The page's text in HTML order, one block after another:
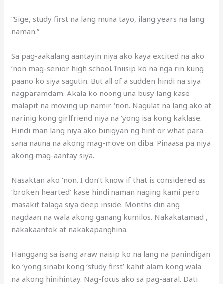
“Sige, study first na lang muna tayo, ilang years na lang
naman.”
Sa pag-aakalang aantayin niya ako kaya excited na ako
‘non mag-senior high school. Iniisip ko na nga rin kung
paano ko siya sagutin. But all of a sudden hindi na siya
nagparamdam. Akala ko noong una busy lang kase
malapit na moving up namin ‘non. Nagulat na lang ako at
narinig kong girlfriend niya na ‘yong isa kong kaklase.
Hindi man lang niya ako binigyan ng hint or what para
sana nauna na akong mag-move on diba. Pinaasa pa niya
akong mag-aantay siya.
Nasaktan ako ‘non. I don’t know if that is considered as
‘broken hearted’ kase hindi naman naging kami pero
masakit talaga siya deep inside. Months din ang
nagdaan na wala akong ganang kumilos. Nakakatamad ,
nakakaantok at nakakapanghina.
Hanggang sa isang araw naisip ko na lang na panindigan
ko ‘yong sinabi kong ‘study first’ kahit alam kong wala
na akong hinihintay. Nag-focus ako sa pag-aaral. Dati